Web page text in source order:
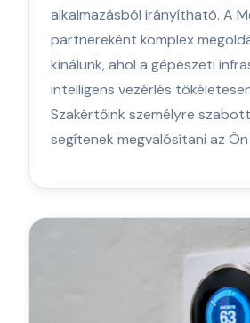
alkalmazásból irányítható. A
partnereként komplex
kínálunk, ahol a gépészeti
intelligens vezérlés
Szakértőink személyre
segítenek megvalósítani az